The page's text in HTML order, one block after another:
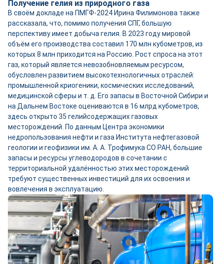
Получение гелия из природного газа
В своём докладе на ПМГФ-2024 Ирина Филимонова также
рассказала, что, помимо получения СПГ, большую
перспективу имеет добыча гелия. В 2023 году мировой
объём его производства составил 170 млн кубометров, из
которых 8 млн приходится на Россию. Рост спроса на этот
газ, который является невозобновляемым ресурсом,
обусловлен развитием высокотехнологичных отраслей:
промышленной криогеники, космических исследований,
медицинской сферы и т. д. Его запасы в Восточной Сибири и
на Дальнем Востоке оцениваются в 16 млрд кубометров,
здесь открыто 35 гелийсодержащих газовых
месторождений. По данным Центра экономики
недропользования нефти и газа Института нефтегазовой
геологии и геофизики им. А. А. Трофимука СО РАН, большие
запасы и ресурсы углеводородов в сочетании с
территориальной удалённостью этих месторождений
требуют существенных инвестиций для их освоения и
вовлечения в эксплуатацию.